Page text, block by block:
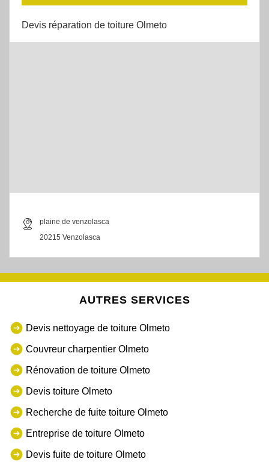
Devis réparation de toiture Olmeto
plaine de venzolasca
20215 Venzolasca
AUTRES SERVICES
Devis nettoyage de toiture Olmeto
Couvreur charpentier Olmeto
Rénovation de toiture Olmeto
Devis toiture Olmeto
Recherche de fuite toiture Olmeto
Entreprise de toiture Olmeto
Devis fuite de toiture Olmeto